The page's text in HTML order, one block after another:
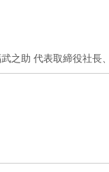
之助 代表取締役社長